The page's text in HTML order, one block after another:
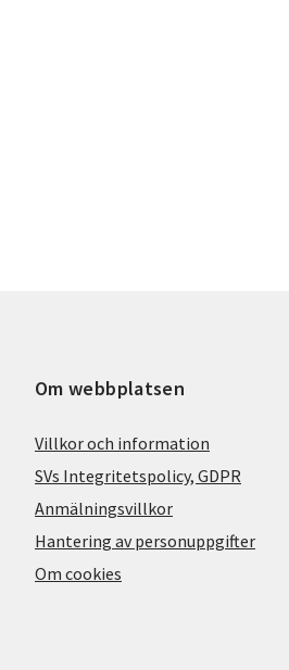
Om webbplatsen
Villkor och information
SVs Integritetspolicy, GDPR
Anmälningsvillkor
Hantering av personuppgifter
Om cookies